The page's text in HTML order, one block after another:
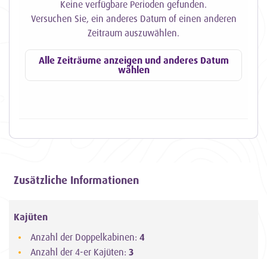
Keine verfügbare Perioden gefunden.
Versuchen Sie, ein anderes Datum of einen anderen
Zeitraum auszuwählen.
Alle Zeiträume anzeigen und anderes Datum
wählen
Zusätzliche Informationen
Kajüten
Anzahl der Doppelkabinen: 4
Anzahl der 4-er Kajüten: 3